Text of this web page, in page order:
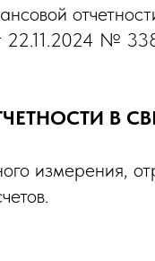
22.11.2024 №
В
измерения,